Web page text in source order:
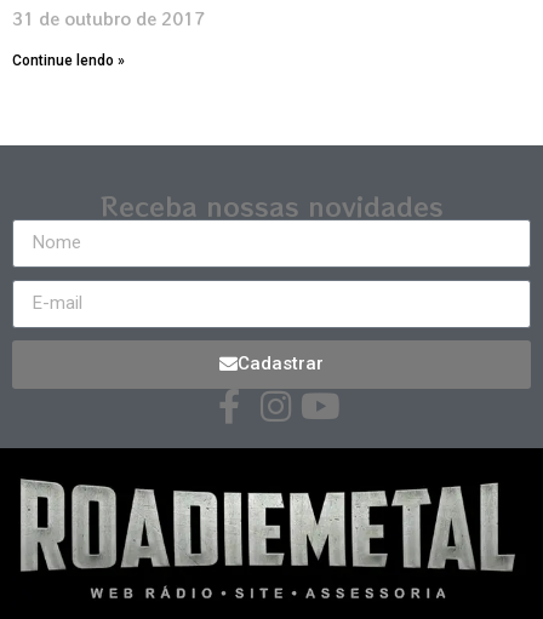
31 de outubro de 2017
Continue lendo »
Receba nossas novidades
Cadastrar